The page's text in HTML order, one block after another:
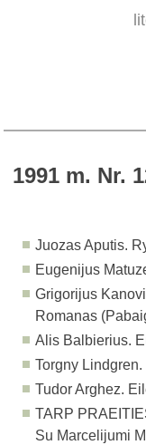
1991 m. Nr.
Juozas Aputis.
Eugenijus
Grigorijus
Romanas
Alis Balbierius.
Torgny
Tudor Arghez.
TARP
Su Marcelijumi